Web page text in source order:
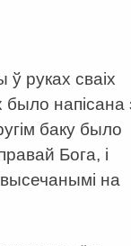
руках сваіх
было напісана
баку было
Бога, і
на